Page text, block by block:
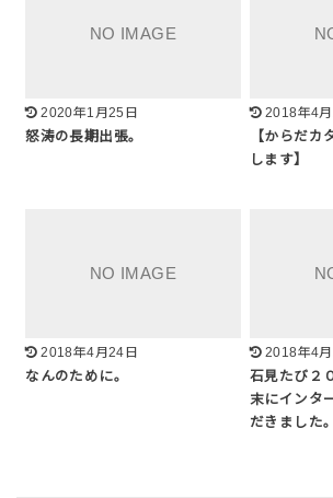
2020年1月25日
怒涛の長期出張。
2018年4
【からだカ
します】
2018年4月24日
なんのために。
2018年4
石見たび２
末にインタ
だきました。